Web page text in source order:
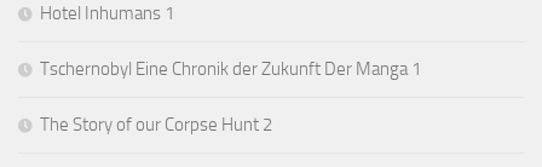
Hotel Inhumans 1
Tschernobyl Eine Chronik der Zukunft Der Manga 1
The Story of our Corpse Hunt 2